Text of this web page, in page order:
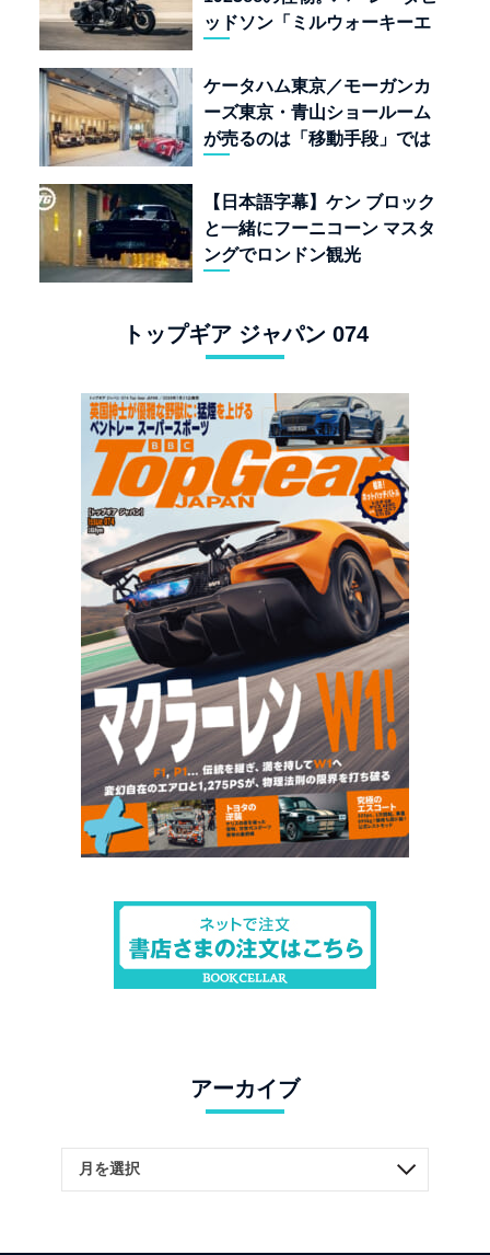
ッドソン「ミルウォーキーエ
ケータハム東京／モーガンカ
ーズ東京・青山ショールーム
が売るのは「移動手段」では
【日本語字幕】ケン ブロック
と一緒にフーニコーン マスタ
ングでロンドン観光
トップギア ジャパン 074
アーカイブ